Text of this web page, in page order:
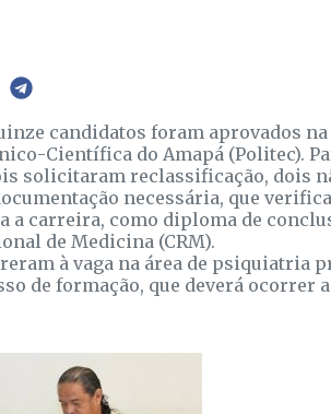
candidatos foram aprovados
Científica do Amapá (Politec).
solicitaram reclassificação, dois
necessária, que
a carreira, como diploma de
de Medicina (CRM).
à vaga na área de
de formação, que deverá ocorrer